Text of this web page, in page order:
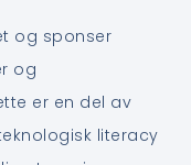
og sponser
og
er en del av
literacy